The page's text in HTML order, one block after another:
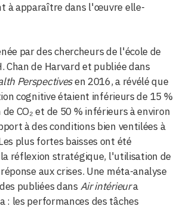
à apparaître dans l'œuvre elle-
par des chercheurs de l'école de
Chan de Harvard et publiée dans
Perspectivesen 2016, a révélé que
cognitive étaient inférieurs de 15 %
CO₂ et de 50 % inférieurs à environ
à des conditions bien ventilées à
plus fortes baisses ont été
réflexion stratégique, l'utilisation de
aux crises. Une méta-analyse
publiées dans Air intérieura
: les performances des tâches